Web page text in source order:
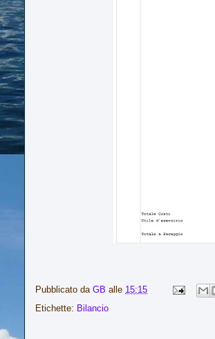
Pubblicato da GB alle 15:15
Etichette: Bilancio